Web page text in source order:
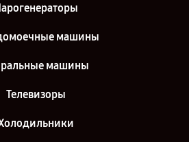
машины
машины
Телевизоры